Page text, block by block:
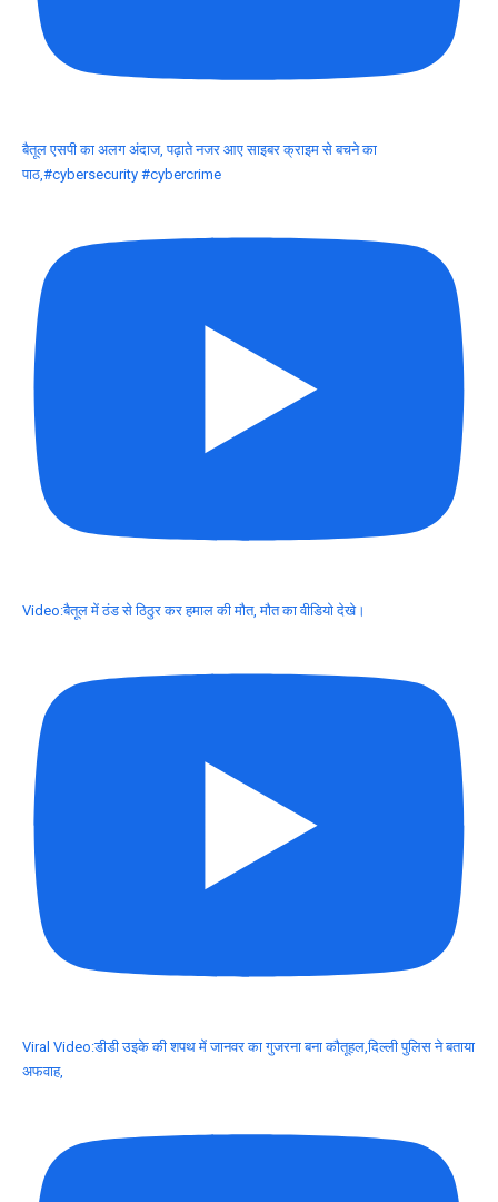
बैतूल एसपी का अलग अंदाज, पढ़ाते नजर आए साइबर क्राइम से बचने का
पाठ,#cybersecurity #cybercrime
Video:बैतूल में ठंड से ठिठुर कर हमाल की मौत, मौत का वीडियो देखे।
Viral Video:डीडी उइके की शपथ में जानवर का गुजरना बना कौतूहल,दिल्ली पुलिस ने बताया
अफवाह,